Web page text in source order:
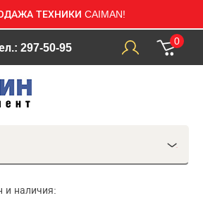
ТЕХНИКИ CAIMAN!
297-50-95
0
и наличия: